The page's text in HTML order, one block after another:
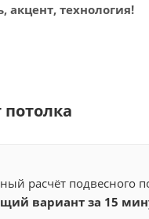
акцент, технология!
потолка
расчёт подвесного
вариант за 15